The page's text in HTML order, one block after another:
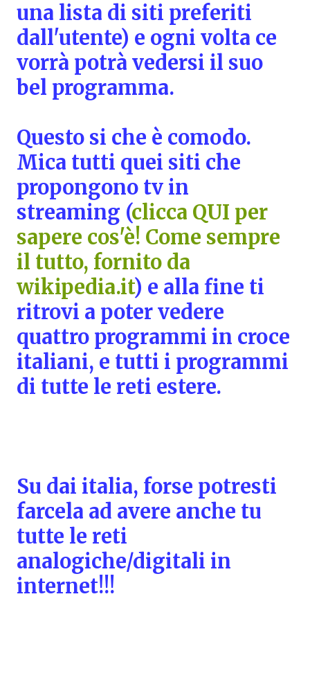
una lista di siti preferiti
dall'utente) e ogni volta ce
vorrà potrà vedersi il suo
bel programma.
Questo si che è comodo.
Mica tutti quei siti che
propongono tv in
streaming (clicca QUI per
sapere cos'è! Come sempre
il tutto, fornito da
wikipedia.it) e alla fine ti
ritrovi a poter vedere
quattro programmi in croce
italiani, e tutti i programmi
di tutte le reti estere.
Su dai italia, forse potresti
farcela ad avere anche tu
tutte le reti
analogiche/digitali in
internet!!!